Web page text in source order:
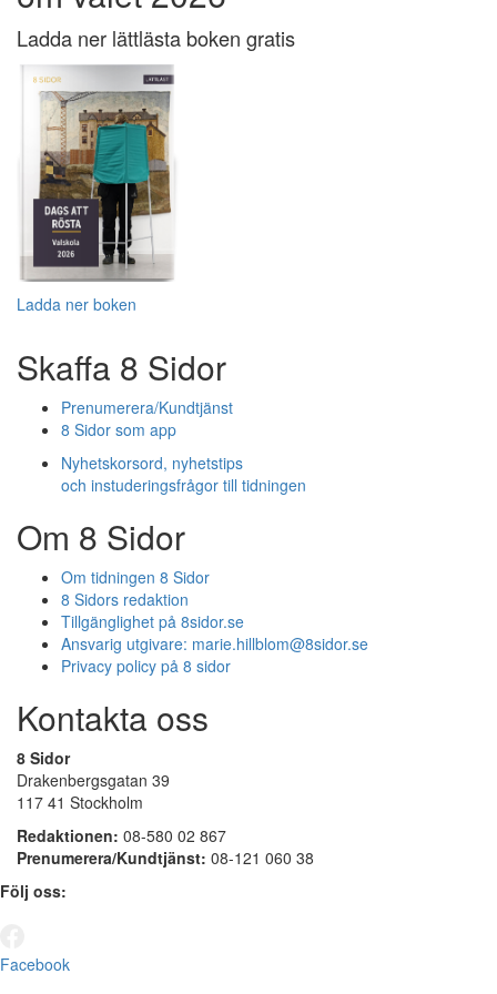
Ladda ner lättlästa boken gratis
Ladda ner boken
Skaffa 8 Sidor
Prenumerera/Kundtjänst
8 Sidor som app
Nyhetskorsord, nyhetstips
och instuderingsfrågor till tidningen
Om 8 Sidor
Om tidningen 8 Sidor
8 Sidors redaktion
Tillgänglighet på 8sidor.se
Ansvarig utgivare: marie.hillblom@8sidor.se
Privacy policy på 8 sidor
Kontakta oss
8 Sidor
Drakenbergsgatan 39
117 41 Stockholm
Redaktionen: 08-580 02 867
Prenumerera/Kundtjänst: 08-121 060 38
Följ oss:
Facebook